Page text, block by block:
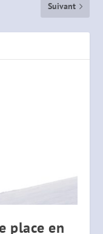
Suivant
place en